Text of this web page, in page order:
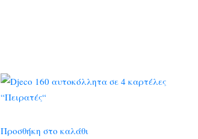
Προσθήκη στο καλάθι